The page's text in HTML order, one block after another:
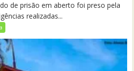
de prisão em aberto foi preso pela
realizadas...